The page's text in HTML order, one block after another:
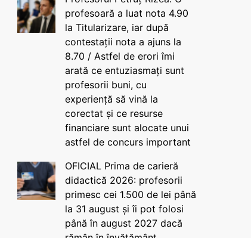
profesoară a luat nota 4.90
la Titularizare, iar după
contestații nota a ajuns la
8.70 / Astfel de erori îmi
arată ce entuziasmați sunt
profesorii buni, cu
experiență să vină la
corectat și ce resurse
financiare sunt alocate unui
astfel de concurs important
OFICIAL Prima de carieră
didactică 2026: profesorii
primesc cei 1.500 de lei până
la 31 august și îi pot folosi
până în august 2027 dacă